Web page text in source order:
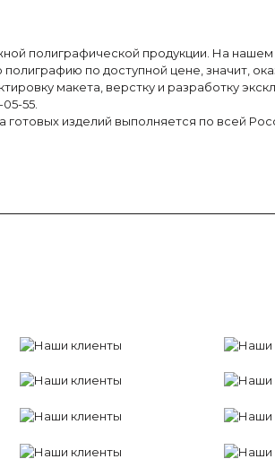
полиграфической продукции. На
по доступной цене, значит,
макета, верстку и разработку
55.
изделий выполняется по всей